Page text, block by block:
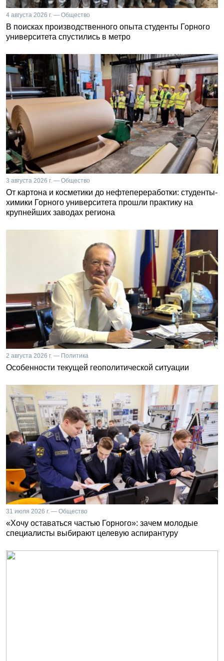
4 августа 2026 г. — Общество
В поисках производственного опыта студенты Горного
университета спустились в метро
3 августа 2026 г. — Общество
От картона и косметики до нефтепереработки: студенты-
химики Горного университета прошли практику на
крупнейших заводах региона
2 августа 2026 г. — Политика
Особенности текущей геополитической ситуации
31 июля 2026 г. — Общество
«Хочу оставаться частью Горного»: зачем молодые
специалисты выбирают целевую аспирантуру